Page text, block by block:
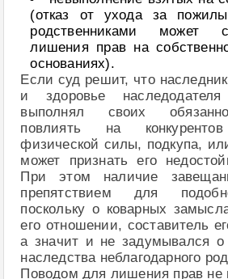
(отказ от ухода за
родственниками может
лишения прав на
основаниях).
Если суд решит, что
и здоровье
выполнял своих
повлиять на
физической силы, подкупа,
может признать его
При этом наличие
препятствием для
поскольку о коварных
его отношении, составитель
а значит и не задумывался
наследства неблагодарного
Поводом для лишения прав не